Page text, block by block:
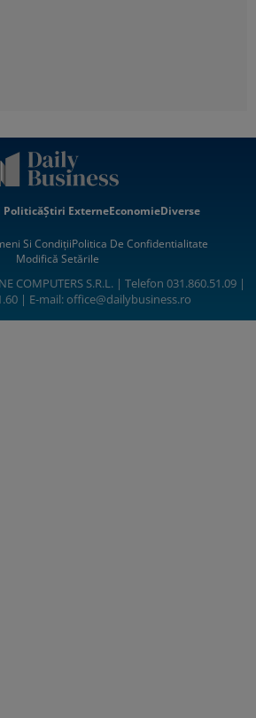
PoliticăȘtiri ExterneEconomieDiverse
Si CondițiiPolitica De Confidentialitate
Modifică Setările
COMPUTERS S.R.L. | Telefon 031.860.51.09 |
| E-mail:office@dailybusiness.ro